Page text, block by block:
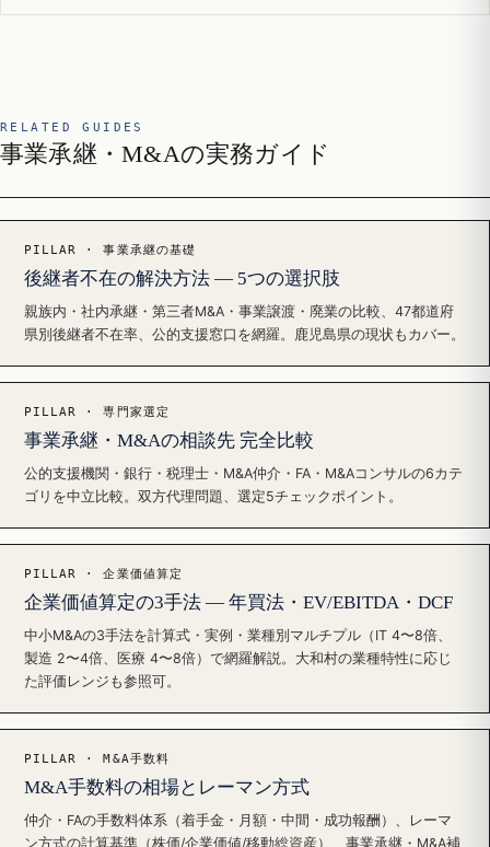
RELATED GUIDES
事業承継・M&Aの実務ガイド
PILLAR · 事業承継の基礎
後継者不在の解決方法 — 5つの選択肢
親族内・社内承継・第三者M&A・事業譲渡・廃業の比較、47都道府
県別後継者不在率、公的支援窓口を網羅。鹿児島県の現状もカバー。
PILLAR · 専門家選定
事業承継・M&Aの相談先 完全比較
公的支援機関・銀行・税理士・M&A仲介・FA・M&Aコンサルの6カテ
ゴリを中立比較。双方代理問題、選定5チェックポイント。
PILLAR · 企業価値算定
企業価値算定の3手法 — 年買法・EV/EBITDA・DCF
中小M&Aの3手法を計算式・実例・業種別マルチプル（IT 4〜8倍、
製造 2〜4倍、医療 4〜8倍）で網羅解説。大和村の業種特性に応じ
た評価レンジも参照可。
PILLAR · M&A手数料
M&A手数料の相場とレーマン方式
仲介・FAの手数料体系（着手金・月額・中間・成功報酬）、レーマ
ン方式の計算基準（株価/企業価値/移動総資産）、事業承継・M&A補